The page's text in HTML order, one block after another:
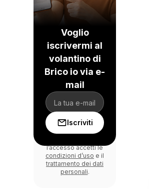
Voglio
iscrivermi al
volantino di
Brico io via e-
mail
Iscriviti
l’accesso accetti le
condizioni d’uso e il
trattamento dei dati
personali.